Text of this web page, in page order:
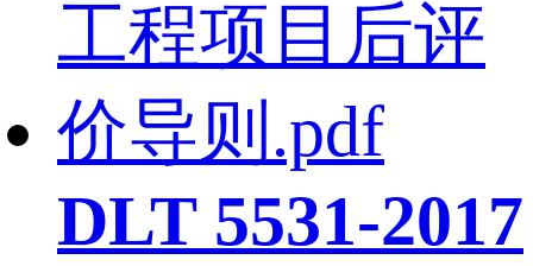
DLT 5531-2017